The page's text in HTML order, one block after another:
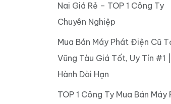
Nai Giá Rẻ – TOP 1 Công Ty
Chuyên Nghiệp
Mua Bán Máy Phát Điện Cũ
Vũng Tàu Giá Tốt, Uy Tín #1
Hành Dài Hạn
TOP 1 Công Ty Mua Bán Máy